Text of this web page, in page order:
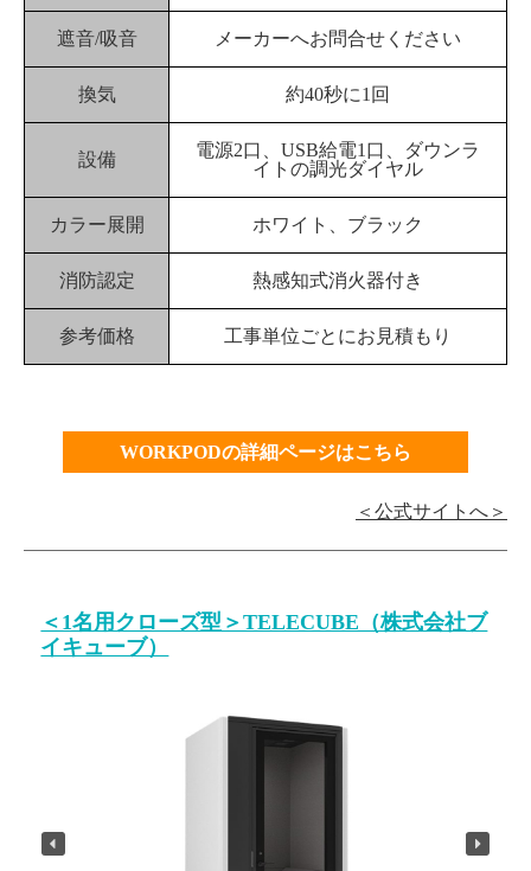
遮音/吸音 メーカーへお問合せください
換気 約40秒に1回
設備
電源2口、USB給電1口、ダウンラ
イトの調光ダイヤル
カラー展開 ホワイト、ブラック
消防認定 熱感知式消火器付き
参考価格 工事単位ごとにお見積もり
WORKPODの詳細ページはこちら
＜公式サイトへ＞
＜1名用クローズ型＞TELECUBE（株式会社ブ
イキューブ）